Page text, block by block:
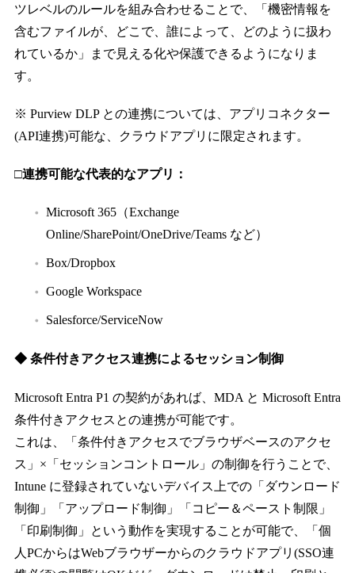
ツレベルのルールを組み合わせることで、「機密情報を
含むファイルが、どこで、誰によって、どのように扱わ
れているか」まで見える化や保護できるようになりま
す。
※ Purview DLP との連携については、アプリコネクター
(API連携)可能な、クラウドアプリに限定されます。
□連携可能な代表的なアプリ：
Microsoft 365（Exchange
Online/SharePoint/OneDrive/Teams など）
Box/Dropbox
Google Workspace
Salesforce/ServiceNow
◆ 条件付きアクセス連携によるセッション制御
Microsoft Entra P1 の契約があれば、MDA と Microsoft Entra
条件付きアクセスとの連携が可能です。
これは、「条件付きアクセスでブラウザベースのアクセ
ス」×「セッションコントロール」の制御を行うことで、
Intune に登録されていないデバイス上での「ダウンロード
制御」「アップロード制御」「コピー＆ペースト制限」
「印刷制御」という動作を実現することが可能で、「個
人PCからはWebブラウザーからのクラウドアプリ(SSO連